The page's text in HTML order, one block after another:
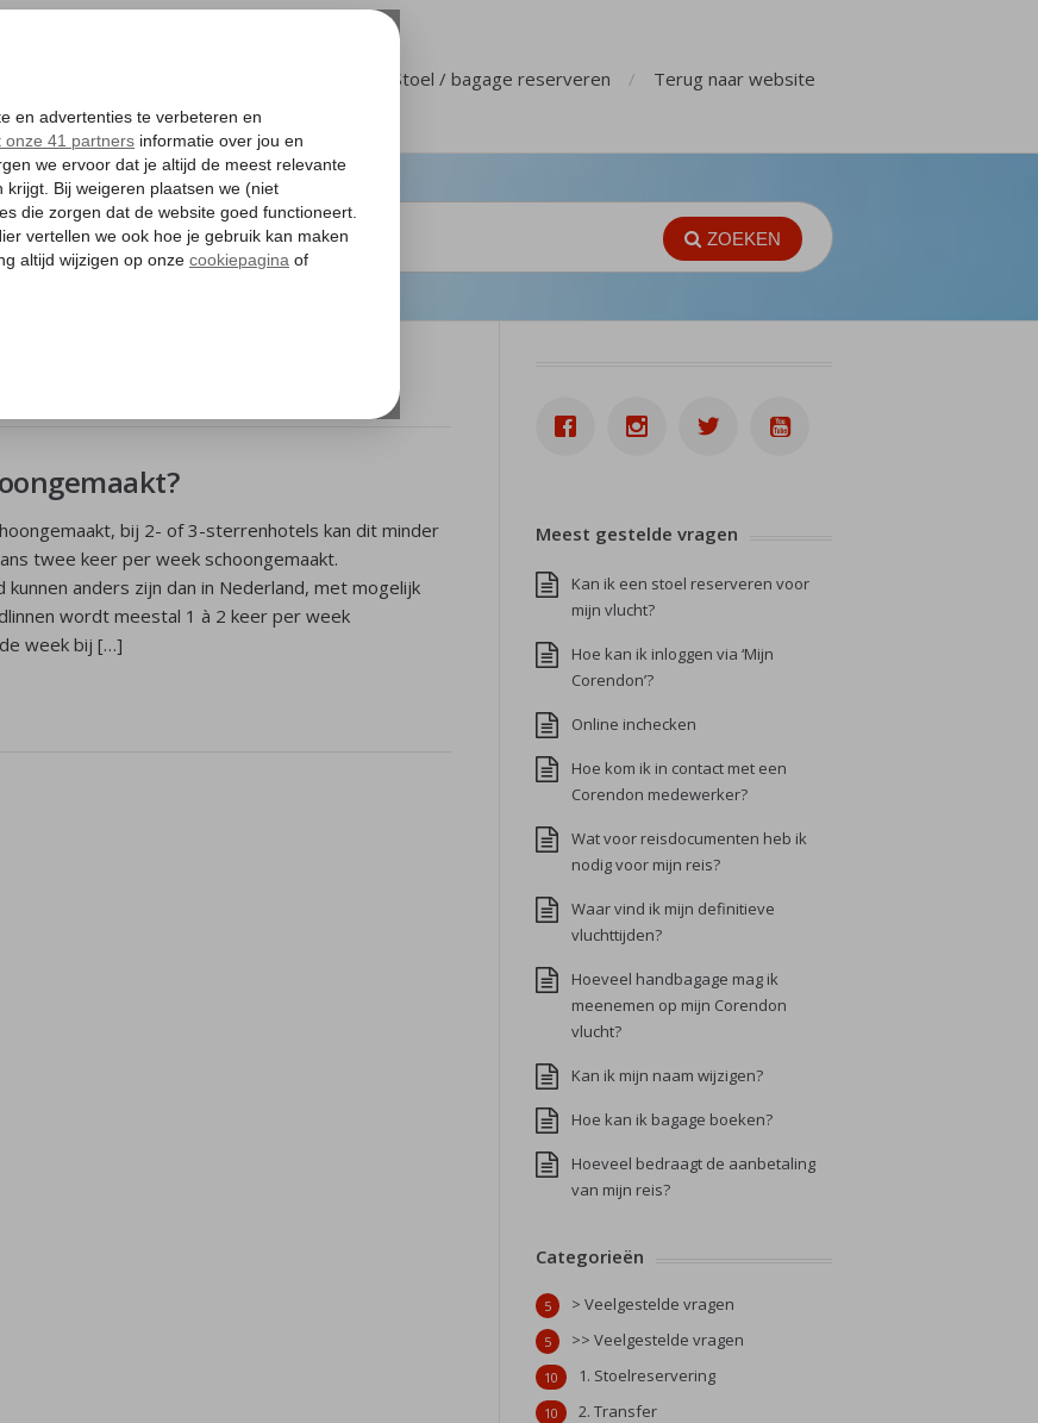
Stoel / bagage reserveren Terug naar website
ZOEKEN
bij 2- of 3-sterrenhotels kan dit minder
twee keer per week schoongemaakt.
kunnen anders zijn dan in Nederland, met mogelijk
wordt meestal 1 à 2 keer per week
week bij […]
Meest gestelde vragen
Kan ik een stoel reserveren voor
mijn vlucht?
Hoe kan ik inloggen via ‘Mijn
Corendon’?
Online inchecken
Hoe kom ik in contact met een
Corendon medewerker?
Wat voor reisdocumenten heb ik
nodig voor mijn reis?
Waar vind ik mijn definitieve
vluchttijden?
Hoeveel handbagage mag ik
meenemen op mijn Corendon
vlucht?
Kan ik mijn naam wijzigen?
Hoe kan ik bagage boeken?
Hoeveel bedraagt de aanbetaling
van mijn reis?
Categorieën
> Veelgestelde vragen
5
>> Veelgestelde vragen
5
1. Stoelreservering
10
2. Transfer
10